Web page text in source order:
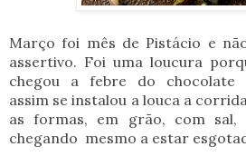
Março foi mês de Pistácio e
assertivo. Foi uma loucura
chegou a febre do chocolate
assim se instalou a louca a
as formas, em grão, com sal,
chegando mesmo a estar